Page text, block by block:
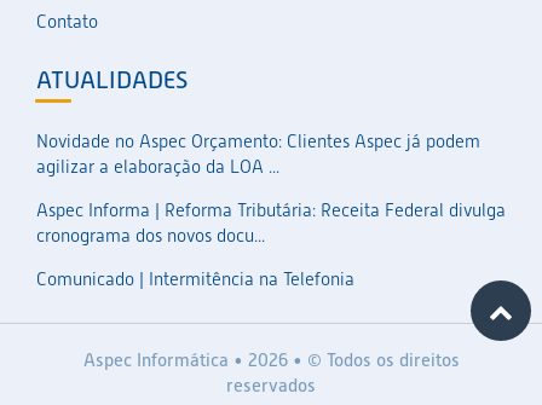
Contato
ATUALIDADES
Novidade no Aspec Orçamento: Clientes Aspec já podem
agilizar a elaboração da LOA ...
Aspec Informa | Reforma Tributária: Receita Federal divulga
cronograma dos novos docu...
Comunicado | Intermitência na Telefonia
Aspec Informática • 2026 • © Todos os direitos
reservados